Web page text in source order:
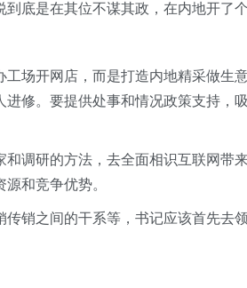
底是在其位不谋其政，在内地开了个
场开网店，而是打造内地精采做生
修。要提供处事和情况政策支持，
调研的方法，去全面相识互联网带
和竞争优势。
销之间的干系等，书记应该首先去